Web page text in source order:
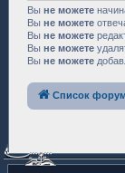
Вы не можете
Вы не можете
Вы не можете
Вы не можете
Вы не можете
Список